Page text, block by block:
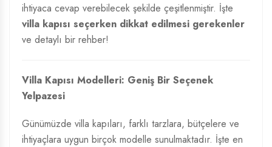
ihtiyaca cevap verebilecek şekilde çeşitlenmiştir. İşte
villa kapısı seçerken dikkat edilmesi gerekenler
ve detaylı bir rehber!
Villa Kapısı Modelleri: Geniş Bir Seçenek
Yelpazesi
Günümüzde villa kapıları, farklı tarzlara, bütçelere ve
ihtiyaçlara uygun birçok modelle sunulmaktadır. İşte en